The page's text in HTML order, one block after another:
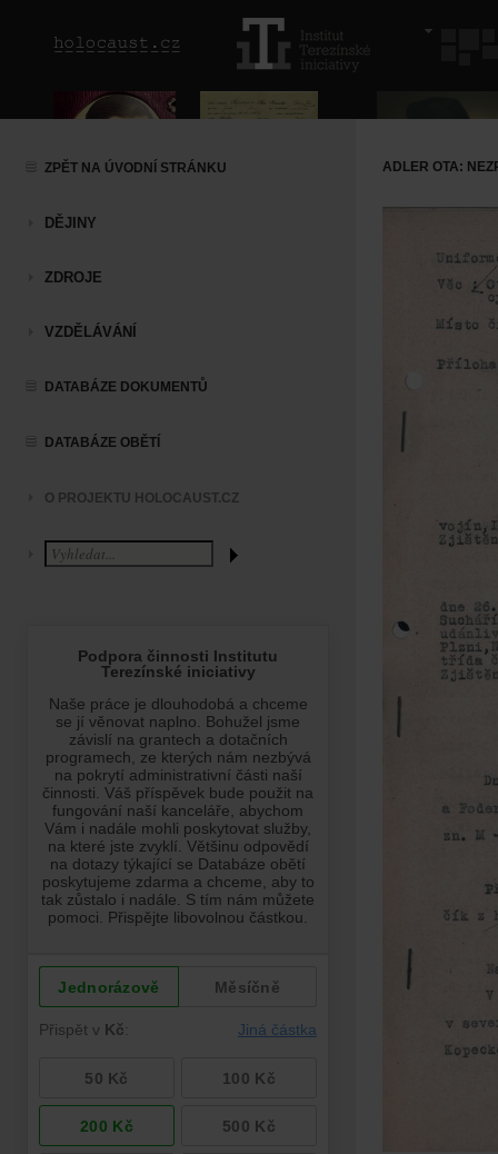
ZPĚT NA ÚVODNÍ STRÁNKU
DĚJINY
ZDROJE
VZDĚLÁVÁNÍ
DATABÁZE DOKUMENTŮ
DATABÁZE OBĚTÍ
O PROJEKTU HOLOCAUST.CZ
ADLER OTA: